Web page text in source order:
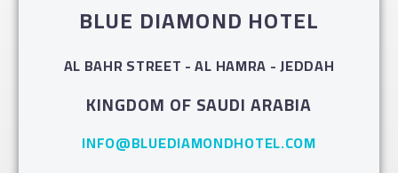
BLUE DIAMOND HOTEL
AL BAHR STREET - AL HAMRA - JEDDAH
KINGDOM OF SAUDI ARABIA
INFO@BLUEDIAMONDHOTEL.COM